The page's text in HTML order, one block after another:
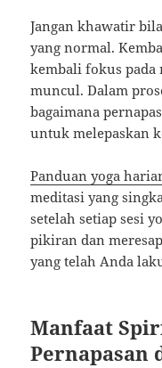
Jangan khawatir
yang normal.
kembali fokus
muncul. Dalam
bagaimana
untuk melepaskan
Panduan yoga
meditasi yang
setelah setiap sesi
pikiran dan
yang telah Anda
Manfaat
Pernapasan